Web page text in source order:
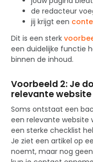
de redacteur
jij krijgt een
Dit is een sterk
een duidelijke functie
binnen de inhoud.
Voorbeeld 2: Je
relevante website
Soms ontstaat een
een relevante website
een sterke checklist
Je ziet een artikel op
noemt, maar nog